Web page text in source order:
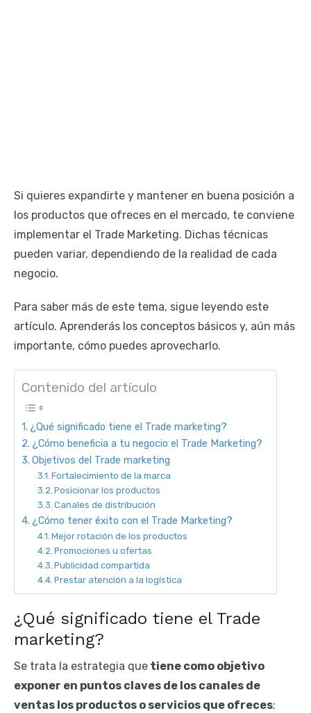
Si quieres expandirte y mantener en buena posición a
los productos que ofreces en el mercado, te conviene
implementar el Trade Marketing. Dichas técnicas
pueden variar, dependiendo de la realidad de cada
negocio.
Para saber más de este tema, sigue leyendo este
artículo. Aprenderás los conceptos básicos y, aún más
importante, cómo puedes aprovecharlo.
Contenido del artículo
¿Qué significado tiene el Trade marketing?
¿Cómo beneficia a tu negocio el Trade Marketing?
Objetivos del Trade marketing
Fortalecimiento de la marca
Posicionar los productos
Canales de distribución
¿Cómo tener éxito con el Trade Marketing?
Mejor rotación de los productos
Promociones u ofertas
Publicidad compartida
Prestar atención a la logística
¿Qué significado tiene el Trade
marketing?
Se trata la estrategia que tiene como objetivo
exponer en puntos claves de los canales de
ventas los productos o servicios que ofreces;